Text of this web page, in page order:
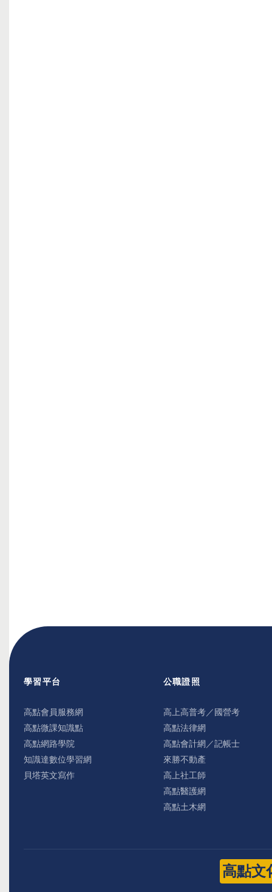
學習平台
高點會員服務網
高點微課知識點
高點網路學院
知識達數位學習網
貝塔英文寫作
公職證照
高上高普考／國營考
高點法律網
高點會計網／記帳士
來勝不動產
高上社工師
高點醫護網
高點土木網
高點文